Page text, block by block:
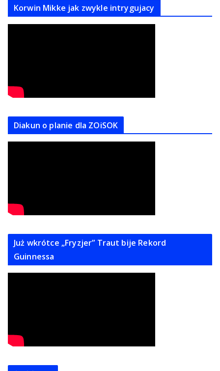
Korwin Mikke jak zwykle intrygujacy
Diakun o planie dla ZOiSOK
Już wkrótce „Fryzjer” Traut bije Rekord
Guinnessa